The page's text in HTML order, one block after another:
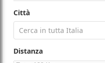
Città
Distanza